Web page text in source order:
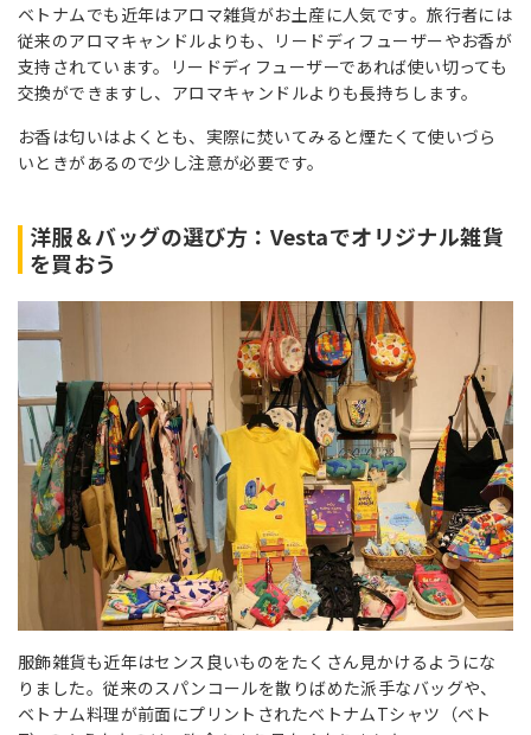
ベトナムでも近年はアロマ雑貨がお土産に人気です。旅行者には
従来のアロマキャンドルよりも、リードディフューザーやお香が
支持されています。リードディフューザーであれば使い切っても
交換ができますし、アロマキャンドルよりも長持ちします。
お香は匂いはよくとも、実際に焚いてみると煙たくて使いづら
いときがあるので少し注意が必要です。
洋服＆バッグの選び方：Vestaでオリジナル雑貨
を買おう
服飾雑貨も近年はセンス良いものをたくさん見かけるようにな
りました。従来のスパンコールを散りばめた派手なバッグや、
ベトナム料理が前面にプリントされたベトナムTシャツ（ベト